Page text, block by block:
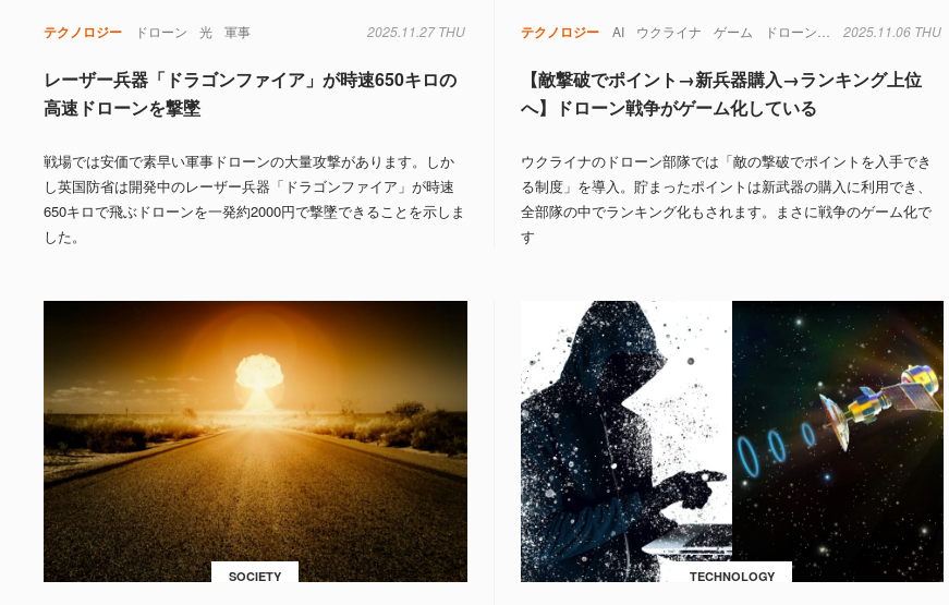
テクノロジー ドローン 光 軍事 2025.11.27 THU
レーザー兵器「ドラゴンファイア」が時速650キロの
高速ドローンを撃墜
戦場では安価で素早い軍事ドローンの大量攻撃があります。しか
し英国防省は開発中のレーザー兵器「ドラゴンファイア」が時速
650キロで飛ぶドローンを一発約2000円で撃墜できることを示しま
した。
テクノロジー AI ウクライナ ゲーム ドローン ランキング ロシア
2025.11.06 THU
【敵撃破でポイント→新兵器購入→ランキング上位
へ】ドローン戦争がゲーム化している
ウクライナのドローン部隊では「敵の撃破でポイントを入手でき
る制度」を導入。貯まったポイントは新武器の購入に利用でき、
全部隊の中でランキング化もされます。まさに戦争のゲーム化で
す
SOCIETY TECHNOLOGY